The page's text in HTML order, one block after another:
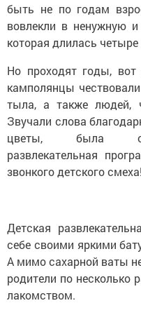
быть не по годам
вовлекли в ненужную и
которая длилась
Но проходят годы,
камполянцы
тыла, а также людей,
Звучали слова
цветы, была
развлекательная
звонкого детского смеха!
Детская
себе своими яркими
А мимо сахарной ваты
родители по
лакомством.